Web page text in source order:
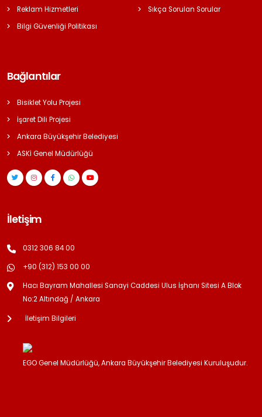
Reklam Hizmetleri
Bilgi Güvenliği Politikası
Sıkça Sorulan Sorular
Bağlantılar
Bisiklet Yolu Projesi
İşaret Dili Projesi
Ankara Büyükşehir Belediyesi
ASKİ Genel Müdürlüğü
İletişim
0312 306 84 00
+90 (312) 153 00 00
Hacı Bayram Mahallesi Sanayi Caddesi Ulus İşhanı Sitesi A Blok
No:2 Altındağ / Ankara
İletişim Bilgileri
EGO Genel Müdürlüğü, Ankara Büyükşehir Belediyesi Kuruluşudur.